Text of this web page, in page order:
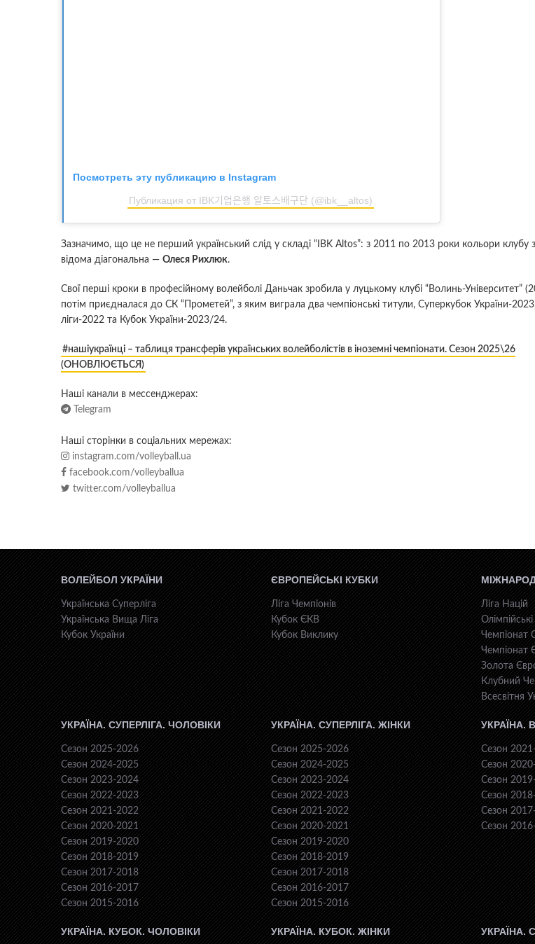
Посмотреть эту публикацию в Instagram
Публикация от IBK기업은행 알토스배구단 (@ibk__altos)
Зазначимо, що це не перший український слід у складі “IBK Altos”: з 2011 по 2013 роки кольори клубу
відома діагональна — Олеся Рихлюк.
Свої перші кроки в професійному волейболі Даньчак зробила у луцькому клубі “Волинь-Університет”
потім приєдналася до СК “Прометей”, з яким виграла два чемпіонські титули, Суперкубок України-
ліги-2022 та Кубок України-2023/24.
#нашіукраїнці – таблиця трансферів українських волейболістів в іноземні чемпіонати. Сезон 2025\26
(ОНОВЛЮЄТЬСЯ)
Наші канали в мессенджерах:
Telegram
Наші сторінки в соціальних мережах:
instagram.com/volleyball.ua
facebook.com/volleyballua
twitter.com/volleyballua
ВОЛЕЙБОЛ УКРАЇНИ
Українська Суперліга
Українська Вища Ліга
Кубок України
ЄВРОПЕЙСЬКІ КУБКИ
Ліга Чемпіонів
Кубок ЄКВ
Кубок Виклику
Ліга Націй
Олімпійські
Чемпіонат
Чемпіонат
Золота
Клубний
Всесвiтня
УКРАЇНА. СУПЕРЛІГА. ЧОЛОВІКИ
Сезон 2025-2026
Сезон 2024-2025
Сезон 2023-2024
Сезон 2022-2023
Сезон 2021-2022
Сезон 2020-2021
Сезон 2019-2020
Сезон 2018-2019
Сезон 2017-2018
Сезон 2016-2017
Сезон 2015-2016
УКРАЇНА. СУПЕРЛІГА. ЖІНКИ
Сезон 2025-2026
Сезон 2024-2025
Сезон 2023-2024
Сезон 2022-2023
Сезон 2021-2022
Сезон 2020-2021
Сезон 2019-2020
Сезон 2018-2019
Сезон 2017-2018
Сезон 2016-2017
Сезон 2015-2016
УКРАЇНА.
Сезон
Сезон
Сезон
Сезон
Сезон
Сезон
УКРАЇНА. КУБОК. ЧОЛОВІКИ УКРАЇНА. КУБОК. ЖІНКИ УКРАЇНА.